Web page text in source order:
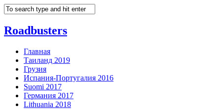
Roadbusters
Главная
Таиланд 2019
Грузия
Испания-Португалия 2016
Suomi 2017
Германия 2017
Lithuania 2018